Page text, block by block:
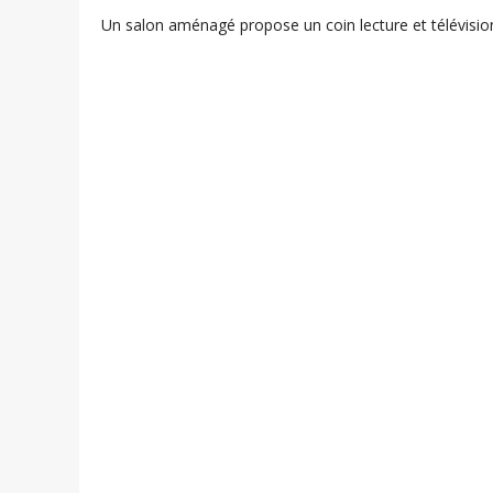
Un salon aménagé propose un coin lecture et